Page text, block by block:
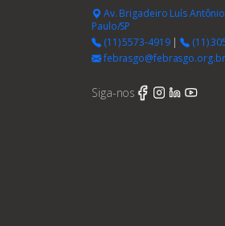
Av. Brigadeiro Luís
Paulo/SP
(11) 5573-4919|
(11)
febrasgo@febrasgo.org.br
Siga-nos